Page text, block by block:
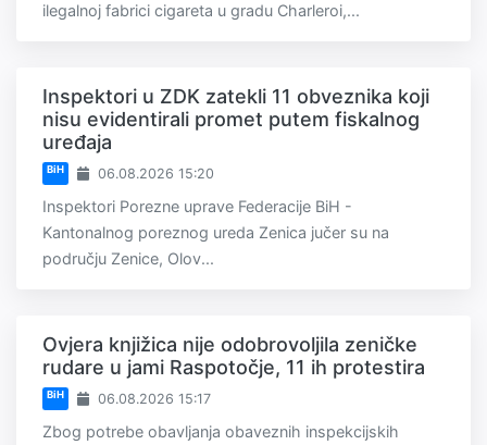
ilegalnoj fabrici cigareta u gradu Charleroi,...
Inspektori u ZDK zatekli 11 obveznika koji
nisu evidentirali promet putem fiskalnog
uređaja
BiH 06.08.2026 15:20
Inspektori Porezne uprave Federacije BiH -
Kantonalnog poreznog ureda Zenica jučer su na
području Zenice, Olov...
Ovjera knjižica nije odobrovoljila zeničke
rudare u jami Raspotočje, 11 ih protestira
BiH 06.08.2026 15:17
Zbog potrebe obavljanja obaveznih inspekcijskih